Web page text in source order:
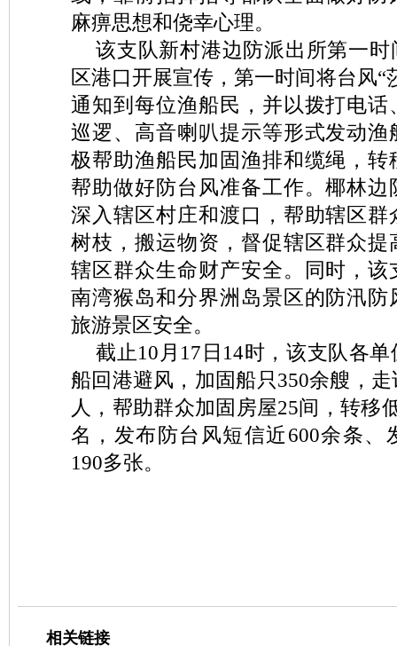
麻痹思想和侥幸心理。
该支队新村港边防派出所第一
区港口开展宣传，第一时间将台风“
通知到每位渔船民，并以拨打电话
巡逻、高音喇叭提示等形式发动渔
极帮助渔船民加固渔排和缆绳，转
帮助做好防台风准备工作。椰林边
深入辖区村庄和渡口，帮助辖区群
树枝，搬运物资，督促辖区群众提
辖区群众生命财产安全。同时，该
南湾猴岛和分界洲岛景区的防汛防
旅游景区安全。
截止10月17日14时，该支队各
船回港避风，加固船只350余艘，
人，帮助群众加固房屋25间，转移
名，发布防台风短信近600余条、
190多张。
相关链接